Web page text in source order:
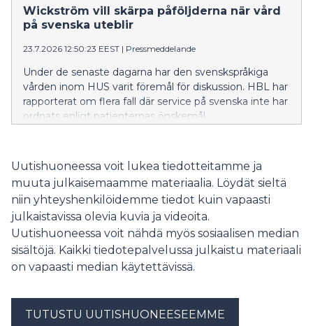
on asetettu etusijalle.
Wickström vill skärpa påföljderna när vård
på svenska uteblir
23.7.2026 12:50:23 EEST | Pressmeddelande
Under de senaste dagarna har den svenskspråkiga
vården inom HUS varit föremål för diskussion. HBL har
rapporterat om flera fall där service på svenska inte har
ordnats enligt patienternas önskemål.
Uutishuoneessa voit lukea tiedotteitamme ja
muuta julkaisemaamme materiaalia. Löydät sieltä
niin yhteyshenkilöidemme tiedot kuin vapaasti
julkaistavissa olevia kuvia ja videoita.
Uutishuoneessa voit nähdä myös sosiaalisen median
sisältöjä. Kaikki tiedotepalvelussa julkaistu materiaali
on vapaasti median käytettävissä.
TUTUSTU UUTISHUONEESEEMME